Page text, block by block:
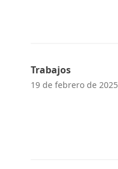
Trabajos
19 de febrero de 2025